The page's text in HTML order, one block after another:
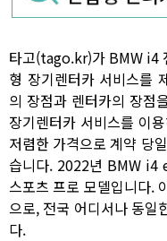
타고(tago.kr)가 BMW i4
형 장기렌터카 서비스를
의 장점과 렌터카의 장점
장기렌터카 서비스를 이
저렴한 가격으로 계약 당
습니다. 2022년 BMW
스포츠 프로 모델입니다.
으로, 전국 어디서나 동일
다.